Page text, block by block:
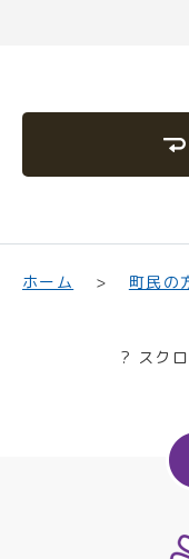
ホーム 町民の
? スク